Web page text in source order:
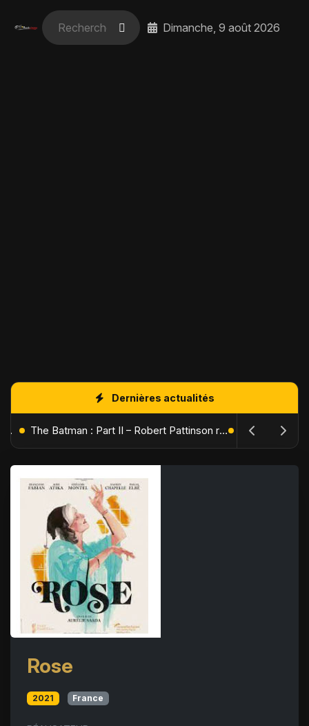
Dimanche, 9 août 2026
Dernières actualités
L'Âge de Glace : Le Réveil du Volcan – Manny, Sid et Diego de retour pour une aventure explosive The Batman : Part II – Robert Pattinson replonge dans les ténèbres de Gotham dès octobre 2027
Rose
2021 France